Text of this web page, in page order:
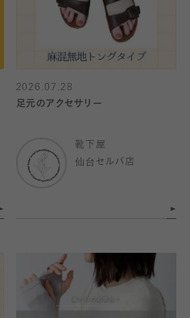
2026.07.28
足元のアクセサリー
靴下屋
仙台セルバ店